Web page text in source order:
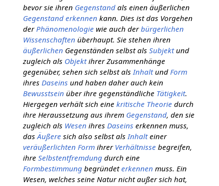
bevor sie ihren Gegenstandals einen äußerlichen
Gegenstand erkennen kann. Dies ist das Vorgehen
der Phänomenologie wie auch derbürgerlichen
Wissenschaften überhaupt. Sie stehen ihren
äußerlichen Gegenständen selbst als Subjektund
zugleich als Objektihrer Zusammenhänge
gegenüber, sehen sich selbst als Inhaltund Form
ihres Daseins und haben daher auch kein
Bewusstsein über ihre gegenständliche Tätigkeit.
Hiergegen verhält sich eine kritische Theorie durch
ihre Heraussetzung aus ihrem Gegenstand, den sie
zugleich als Wesen ihres Daseins erkennen muss,
das Äußere sich also selbst als Inhalteiner
veräußerlichten Formihrer Verhältnisse begreifen,
ihre Selbstentfremdungdurch eine
Formbestimmungbegründeterkennen muss. Ein
Wesen, welches seine Natur nicht außer sich hat,